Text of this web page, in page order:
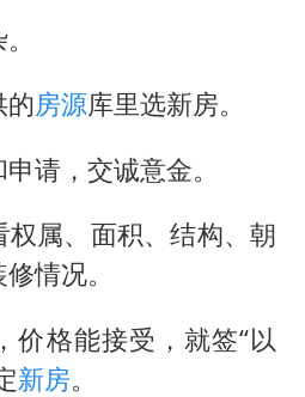
房源库里选新房。
请，交诚意金。
属、面积、结构、朝
情况。
价格能接受，就签“以
新房。